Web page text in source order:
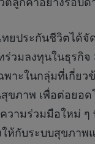
ยประกันชีวิตได้จั
ร่วมลงทุนในธุรกิ
พาะในกลุ่มที่เกี่ยว
ขภาพ เพื่อต่อยอด
วามร่วมมือใหม่ ๆ
ห้กับระบบสุขภาพ